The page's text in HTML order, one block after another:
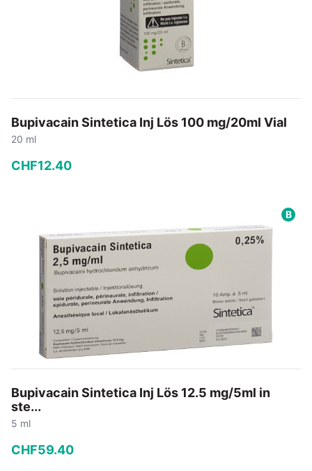
Bupivacain Sintetica Inj Lös 100 mg/20ml Vial
20 ml
CHF12.40
In den Warenkorb
B
Bupivacain Sintetica Inj Lös 12.5 mg/5ml in
ste...
5 ml
CHF59.40